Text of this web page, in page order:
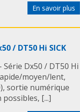
En savoir plus
/ DT50 Hi SICK
Dx50 / DT50 Hi
moyen/lent,
sortie numérique
[...]